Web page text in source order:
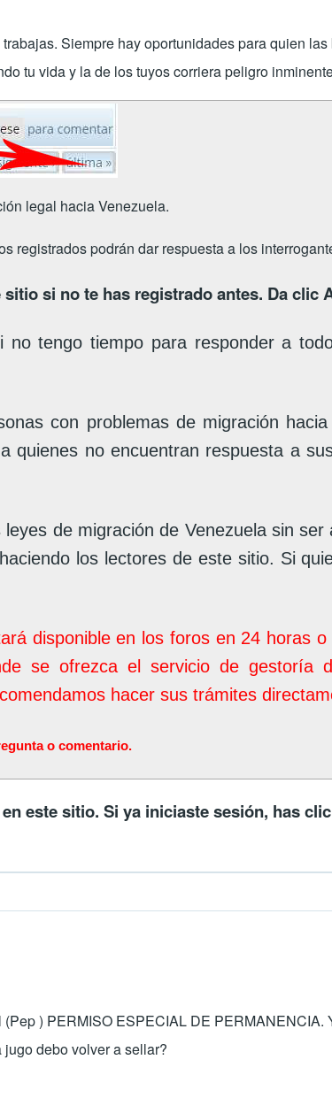
Siempre hay oportunidades para quien
tu vida y la de los tuyos corriera peligro
legal hacia Venezuela.
registrados podrán dar respuesta a los
si no te has registrado antes. Da clic
tengo tiempo para responder a
con problemas de migración
quienes no encuentran respuesta a
de migración de Venezuela sin
los lectores de este sitio. Si
disponible en los foros en 24 horas
se ofrezca el servicio de gestoría
hacer sus trámites
o comentario.
este sitio. Si ya iniciaste sesión, has clic
) PERMISO ESPECIAL DE
debo volver a sellar?